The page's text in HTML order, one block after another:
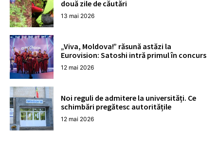
două zile de căutări
13 mai 2026
„Viva, Moldova!” răsună astăzi la
Eurovision: Satoshi intră primul în concurs
12 mai 2026
Noi reguli de admitere la universități. Ce
schimbări pregătesc autoritățile
12 mai 2026